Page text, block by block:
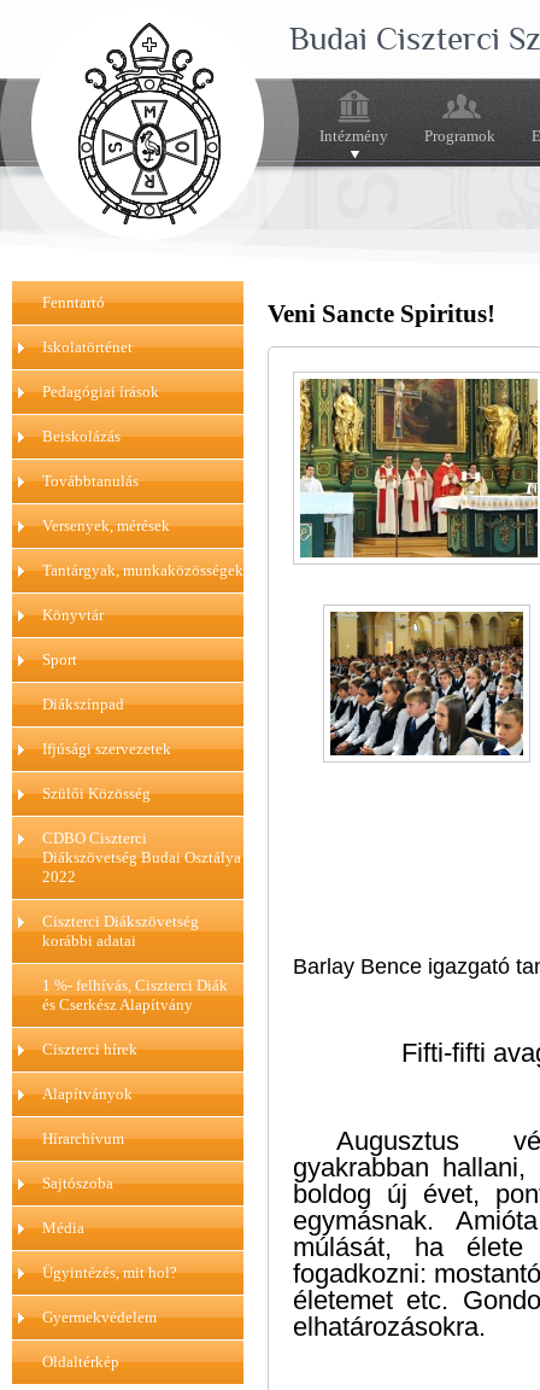
Budai Ciszterci
Intézmény Programok
Fenntartó
Iskolatörténet
Pedagógiai írások
Beiskolázás
Továbbtanulás
Versenyek, mérések
Tantárgyak, munkaközösségek
Könyvtár
Sport
Diákszínpad
Ifjúsági szervezetek
Szülői Közösség
CDBO Ciszterci
Diákszövetség Budai Osztálya
2022
Ciszterci Diákszövetség
korábbi adatai
1 %- felhívás, Ciszterci Diák
és Cserkész Alapítvány
Ciszterci hírek
Alapítványok
Hírarchívum
Sajtószoba
Média
Ügyintézés, mit hol?
Gyermekvédelem
Oldaltérkép
Veni Sancte Spiritus!
Barlay Bence igazgató
Fifti-fifti
Augusztus
gyakrabban
boldog új évet,
egymásnak.
múlását, ha élete
fogadkozni:
életemet etc.
elhatározásokra.